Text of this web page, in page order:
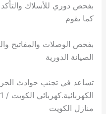
بفحص دوري للأسلاك
كما يقوم
بفحص الوصلات والمفاتيح
الصيانة الدورية
تساعد في تجنب حوادث
منازل الكويت